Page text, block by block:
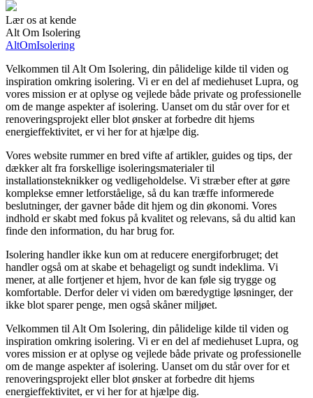
Lær os at kende
Alt Om Isolering
AltOmIsolering
Velkommen til Alt Om Isolering, din pålidelige kilde til viden og
inspiration omkring isolering. Vi er en del af mediehuset Lupra, og
vores mission er at oplyse og vejlede både private og professionelle
om de mange aspekter af isolering. Uanset om du står over for et
renoveringsprojekt eller blot ønsker at forbedre dit hjems
energieffektivitet, er vi her for at hjælpe dig.
Vores website rummer en bred vifte af artikler, guides og tips, der
dækker alt fra forskellige isoleringsmaterialer til
installationsteknikker og vedligeholdelse. Vi stræber efter at gøre
komplekse emner letforståelige, så du kan træffe informerede
beslutninger, der gavner både dit hjem og din økonomi. Vores
indhold er skabt med fokus på kvalitet og relevans, så du altid kan
finde den information, du har brug for.
Isolering handler ikke kun om at reducere energiforbruget; det
handler også om at skabe et behageligt og sundt indeklima. Vi
mener, at alle fortjener et hjem, hvor de kan føle sig trygge og
komfortable. Derfor deler vi viden om bæredygtige løsninger, der
ikke blot sparer penge, men også skåner miljøet.
Velkommen til Alt Om Isolering, din pålidelige kilde til viden og
inspiration omkring isolering. Vi er en del af mediehuset Lupra, og
vores mission er at oplyse og vejlede både private og professionelle
om de mange aspekter af isolering. Uanset om du står over for et
renoveringsprojekt eller blot ønsker at forbedre dit hjems
energieffektivitet, er vi her for at hjælpe dig.